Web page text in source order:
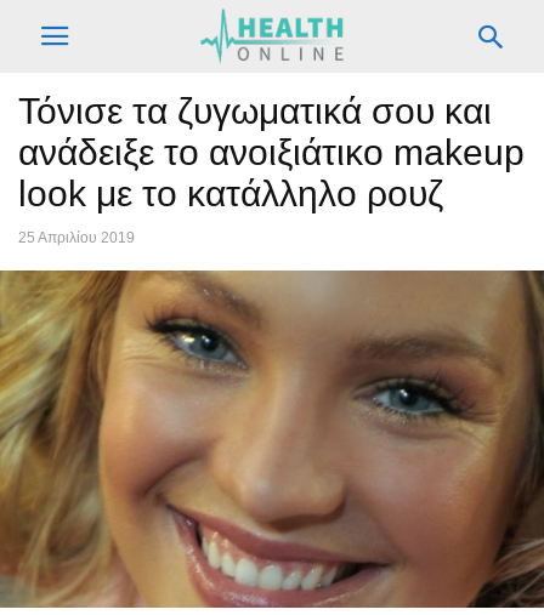
Τόνισε τα ζυγωματικά σου και
ανάδειξε το ανοιξιάτικο makeup
look με το κατάλληλο ρουζ
25 Απριλίου 2019